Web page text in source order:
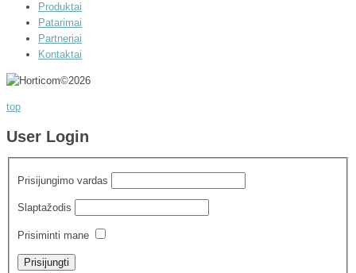
Produktai
Patarimai
Partneriai
Kontaktai
©2026
top
User Login
Prisijungimo vardas
Slaptažodis
Prisiminti mane